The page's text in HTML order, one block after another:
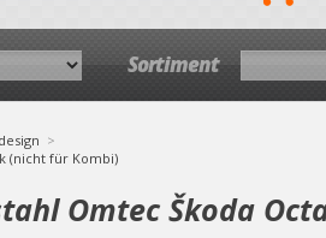
Sortiment
(nicht für Kombi)
Omtec Škoda